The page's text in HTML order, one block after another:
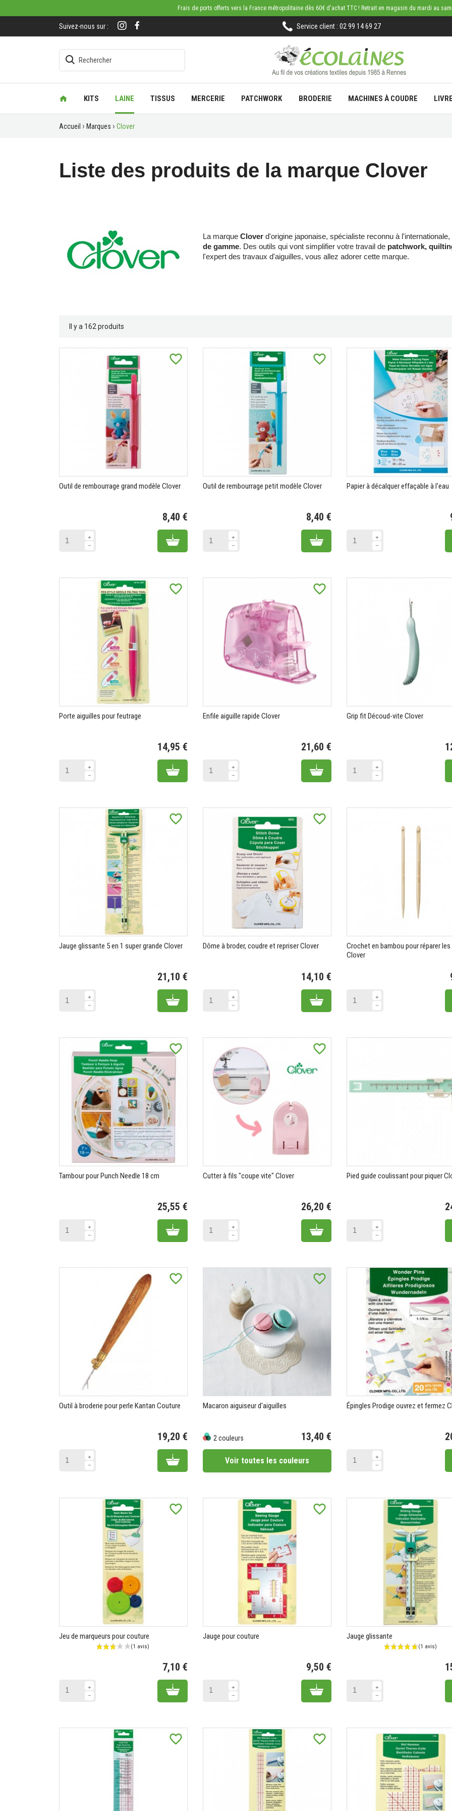
Frais de ports offerts vers la France métropolitaine dès 60€ d'achat TTC ! Retrait en magasin du mardi au
Suivez-nous sur : Service client : 02 99 14 69 27
KITS LAINE TISSUS MERCERIE PATCHWORK BRODERIE MACHINES À COUDRE
Accueil Marques Clover
Liste des produits de la marque Clover
La marque Clover d'origine japonaise, spécialiste reconnu à
de gamme. Des outils qui vont simplifier votre travail de patchwork,
l'expert des travaux d'aiguilles, vous allez adorer cette marque.
Il y a 162 produits
favorite_border
Outil de rembourrage grand modèle Clover
8,40 €
Add to cart
favorite_border
Outil de rembourrage petit modèle Clover
8,40 €
Add to cart
Papier à décalquer effaçable à l'eau
favorite_border
Porte aiguilles pour feutrage
14,95 €
Add to cart
favorite_border
Enfile aiguille rapide Clover
21,60 €
Add to cart
Grip fit Découd-vite Clover
favorite_border
Jauge glissante 5 en 1 super grande Clover
21,10 €
Add to cart
favorite_border
Dôme à broder, coudre et repriser Clover
14,10 €
Add to cart
Crochet en bambou pour réparer
Clover
favorite_border
Tambour pour Punch Needle 18 cm
25,55 €
Add to cart
favorite_border
Cutter à fils "coupe vite" Clover
26,20 €
Add to cart
Pied guide coulissant pour piquer
favorite_border
Outil à broderie pour perle Kantan Couture
19,20 €
Add to cart
favorite_border
Macaron aiguiseur d'aiguilles
2 couleurs 13,40 €
Voir toutes les couleurs
Épingles Prodige ouvrez et fermez
favorite_border
Jeu de marqueurs pour couture
7,10 €
Add to cart
favorite_border
Jauge pour couture
9,50 €
Add to cart
Jauge glissante
favorite_border favorite_border